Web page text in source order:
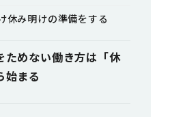
休み明けの準備をする
ためない働き方は「休
始まる